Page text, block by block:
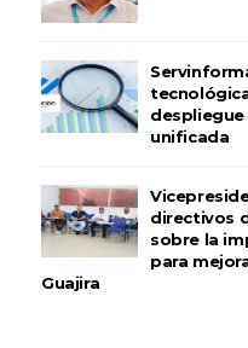
unificada
directivos
sobre la
para
Guajira